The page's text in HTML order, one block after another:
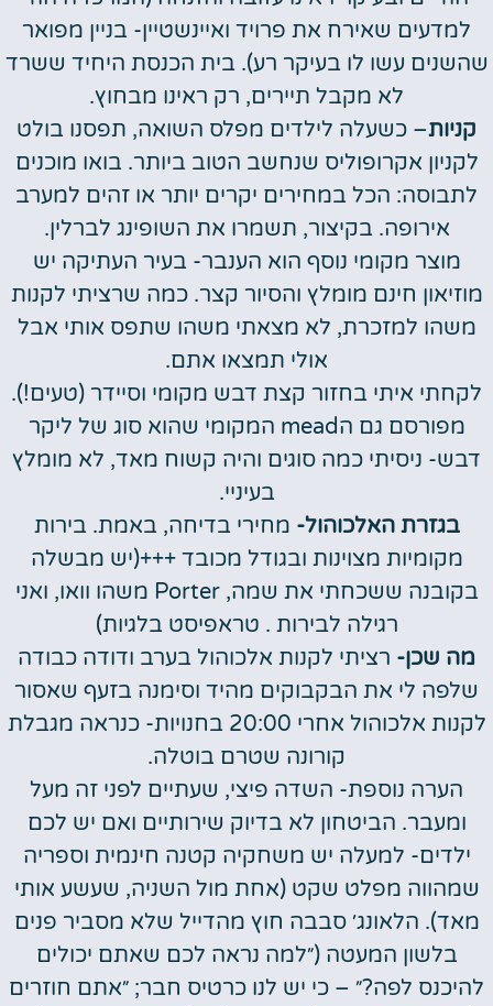
למדעים שאירח את פרויד ואיינשטיין- בניין מפואר
שהשנים עשו לו בעיקר רע). בית הכנסת היחיד ששרד
לא מקבל תיירים, רק ראינו מבחוץ.
קניות– כשעלה לילדים מפלס השואה, תפסנו בולט
לקניון אקרופוליס שנחשב הטוב ביותר. בואו מוכנים
לתבוסה: הכל במחירים יקרים יותר או זהים למערב
אירופה. בקיצור, תשמרו את השופינג לברלין.
מוצר מקומי נוסף הוא הענבר- בעיר העתיקה יש
מוזיאון חינם מומלץ והסיור קצר. כמה שרציתי לקנות
משהו למזכרת, לא מצאתי משהו שתפס אותי אבל
אולי תמצאו אתם.
לקחתי איתי בחזור קצת דבש מקומי וסיידר (טעים!).
מפורסם גם הmead המקומי שהוא סוג של ליקר
דבש- ניסיתי כמה סוגים והיה קשוח מאד, לא מומלץ
בעיניי.
בגזרת האלכוהול- מחירי בדיחה, באמת. בירות
מקומיות מצוינות ובגודל מכובד +++(יש מבשלה
בקובנה ששכחתי את שמה, Porter משהו וואו, ואני
רגילה לבירות . טראפיסט בלגיות)
מה שכן- רציתי לקנות אלכוהול בערב ודודה כבודה
שלפה לי את הבקבוקים מהיד וסימנה בזעף שאסור
לקנות אלכוהול אחרי 20:00 בחנויות- כנראה מגבלת
קורונה שטרם בוטלה.
הערה נוספת- השדה פיצי, שעתיים לפני זה מעל
ומעבר. הביטחון לא בדיוק שירותיים ואם יש לכם
ילדים- למעלה יש משחקיה קטנה חינמית וספריה
שמהווה מפלט שקט (אחת מול השניה, שעשע אותי
מאד). הלאונג׳ סבבה חוץ מהדייל שלא מסביר פנים
בלשון המעטה (״למה נראה לכם שאתם יכולים
להיכנס לפה?״ – כי יש לנו כרטיס חבר; ״אתם חוזרים